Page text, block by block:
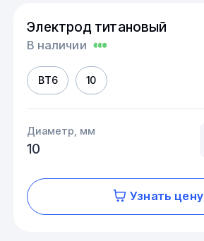
Электрод титановый
В наличии
ВТ6 10
Диаметр, мм
10
Узнать цену